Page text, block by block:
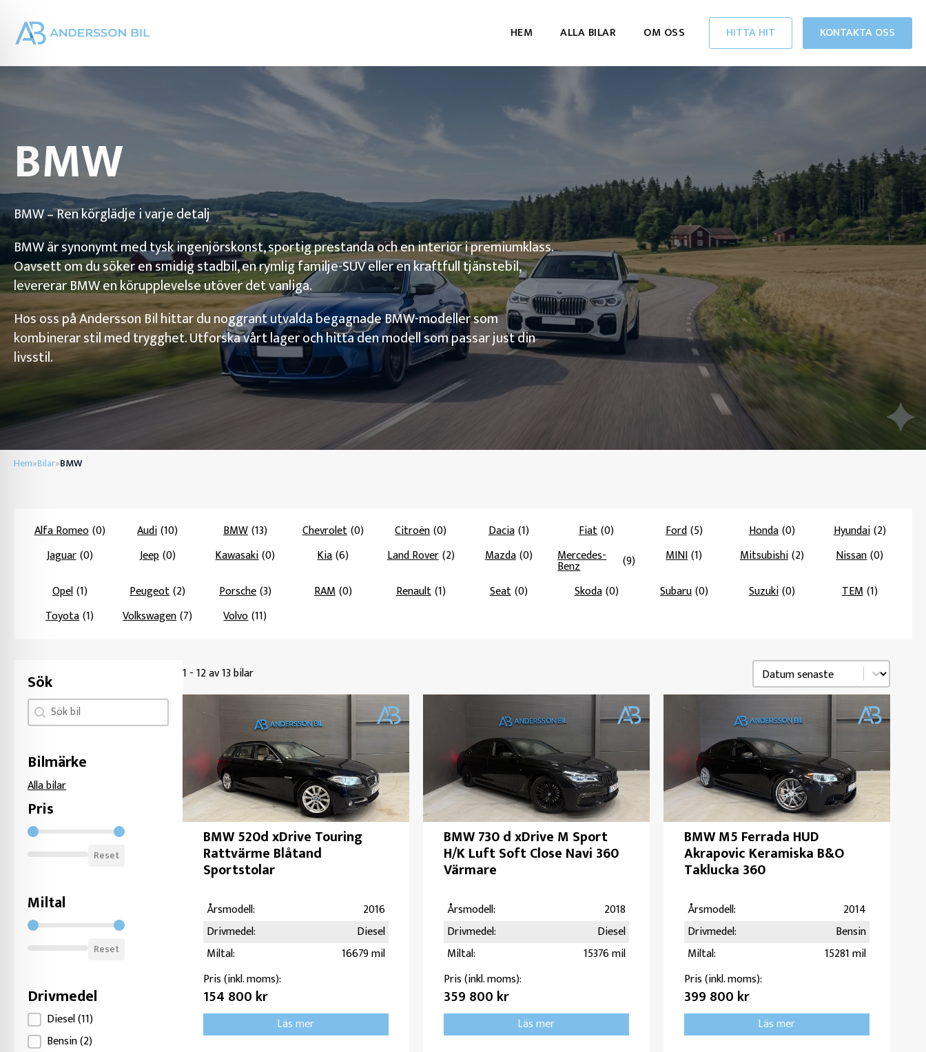
HEM ALLA BILAR OM OSS HITTA HIT KONTAKTA OSS
BMW
BMW – Ren körglädje i varje detalj
BMW är synonymt med tysk ingenjörskonst, sportig prestanda och en interiör i premiumklass.
Oavsett om du söker en smidig stadbil, en rymlig familje-SUV eller en kraftfull tjänstebil,
levererar BMW en körupplevelse utöver det vanliga.
Hos oss på Andersson Bil hittar du noggrant utvalda begagnade BMW-modeller som
kombinerar stil med trygghet. Utforska vårt lager och hitta den modell som passar just din
livsstil.
Hem»Bilar»BMW
Alfa Romeo(0) Audi(10) BMW(13) Chevrolet(0) Citroën(0) Dacia(1) Fiat(0) Ford(5) Honda(0) Hyundai(2)
Jaguar(0) Jeep (0) Kawasaki(0) Kia(6) Land Rover(2) Mazda(0) Mercedes-
Benz (9) MINI(1) Mitsubishi(2) Nissan(0)
Opel(1) Peugeot(2) Porsche(3) RAM(0) Renault(1) Seat(0) Skoda (0) Subaru(0) Suzuki(0) TEM(1)
Toyota(1) Volkswagen(7) Volvo(11)
Sök
Sök facet
Search content
Bilmärke
Alla bilar
Pris
Filter Pris
Reset
Miltal
Filter Miltal
Reset
Drivmedel
Filter Drivmedel
Diesel(11)
Bensin(2)
1 - 12 av 13 bilar Sortering
Sort content
BMW 520d xDrive Touring
Rattvärme Blåtand
Sportstolar
Årsmodell:
2016
Drivmedel:
Diesel
Miltal:
16679 mil
Pris (inkl. moms):
154 800 kr
Läs mer
BMW 730 d xDrive M Sport
H/K Luft Soft Close Navi 360
Värmare
Årsmodell:
2018
Drivmedel:
Diesel
Miltal:
15376 mil
Pris (inkl. moms):
359 800 kr
Läs mer
BMW M5 Ferrada HUD
Akrapovic Keramiska B&O
Taklucka 360
Årsmodell:
2014
Drivmedel:
Bensin
Miltal:
15281 mil
Pris (inkl. moms):
399 800 kr
Läs mer